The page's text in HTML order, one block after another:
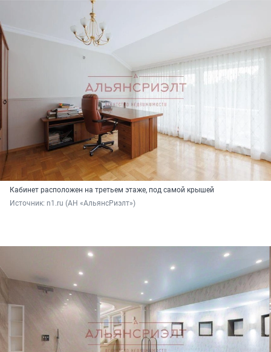
Кабинет расположен на третьем этаже, под самой крышей
Источник: n1.ru (АН «АльянсРиэлт»)